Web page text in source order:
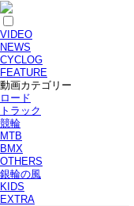
VIDEO
NEWS
CYCLOG
FEATURE
動画カテゴリー
ロード
トラック
競輪
MTB
BMX
OTHERS
銀輪の風
KIDS
EXTRA